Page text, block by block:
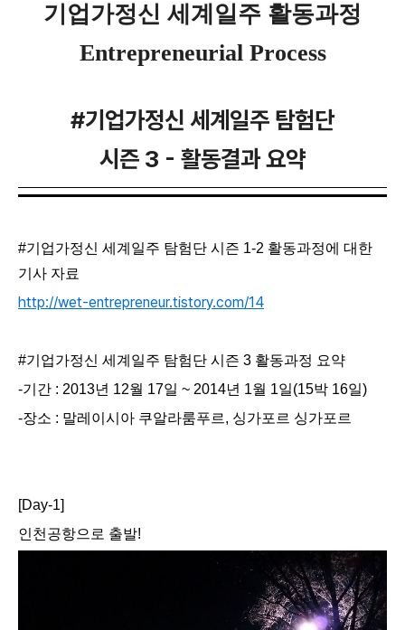
기업가정신 세계일주 활동과정
Entrepreneurial Process
#기업가정신 세계일주 탐험단
시즌 3 - 활동결과 요약
#기업가정신 세계일주 탐험단 시즌 1-2 활동과정에 대한
기사 자료
http://wet-entrepreneur.tistory.com/14
#기업가정신 세계일주 탐험단 시즌 3 활동과정 요약
-기간 : 2013년 12월 17일 ~ 2014년 1월 1일(15박 16일)
-장소 : 말레이시아 쿠알라룸푸르, 싱가포르 싱가포르
[Day-1]
인천공항으로 출발!